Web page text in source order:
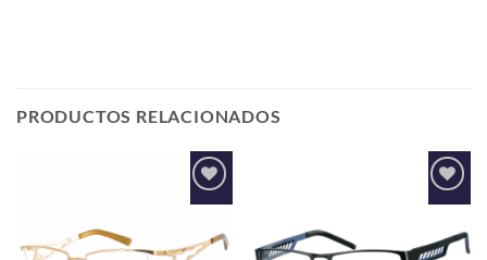
PRODUCTOS RELACIONADOS
Añadir
lista de
deseos
Añadir
lista de
deseos